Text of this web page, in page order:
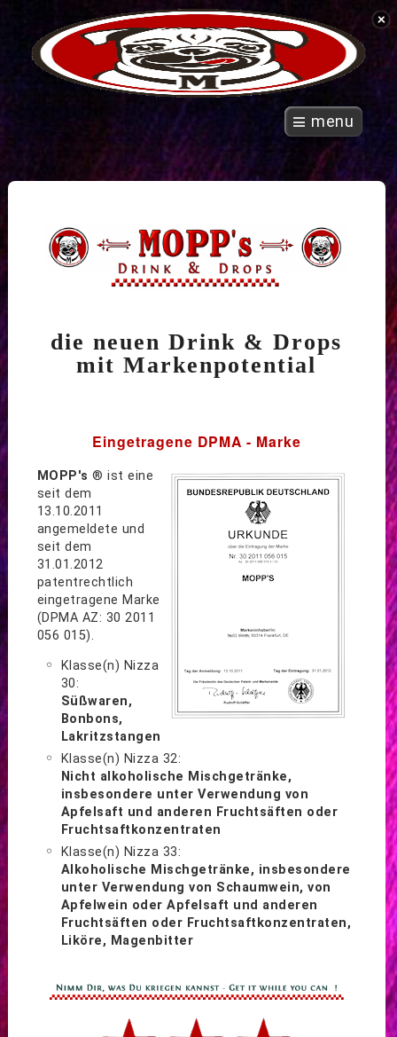
menu
die neuen Drink & Drops
mit Markenpotential
Eingetragene DPMA - Marke
MOPP's ® ist eine
seit dem
13.10.2011
angemeldete und
seit dem
31.01.2012
patentrechtlich
eingetragene Marke
(DPMA AZ: 30 2011
056 015).
Klasse(n) Nizza
30:
Süßwaren,
Bonbons,
Lakritzstangen
Klasse(n) Nizza 32:
Nicht alkoholische Mischgetränke,
insbesondere unter Verwendung von
Apfelsaft und anderen Fruchtsäften oder
Fruchtsaftkonzentraten
Klasse(n) Nizza 33:
Alkoholische Mischgetränke, insbesondere
unter Verwendung von Schaumwein, von
Apfelwein oder Apfelsaft und anderen
Fruchtsäften oder Fruchtsaftkonzentraten,
Liköre, Magenbitter